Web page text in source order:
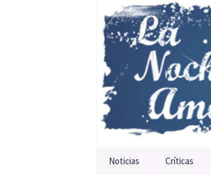
Saltar al contenido
Noticias Críticas